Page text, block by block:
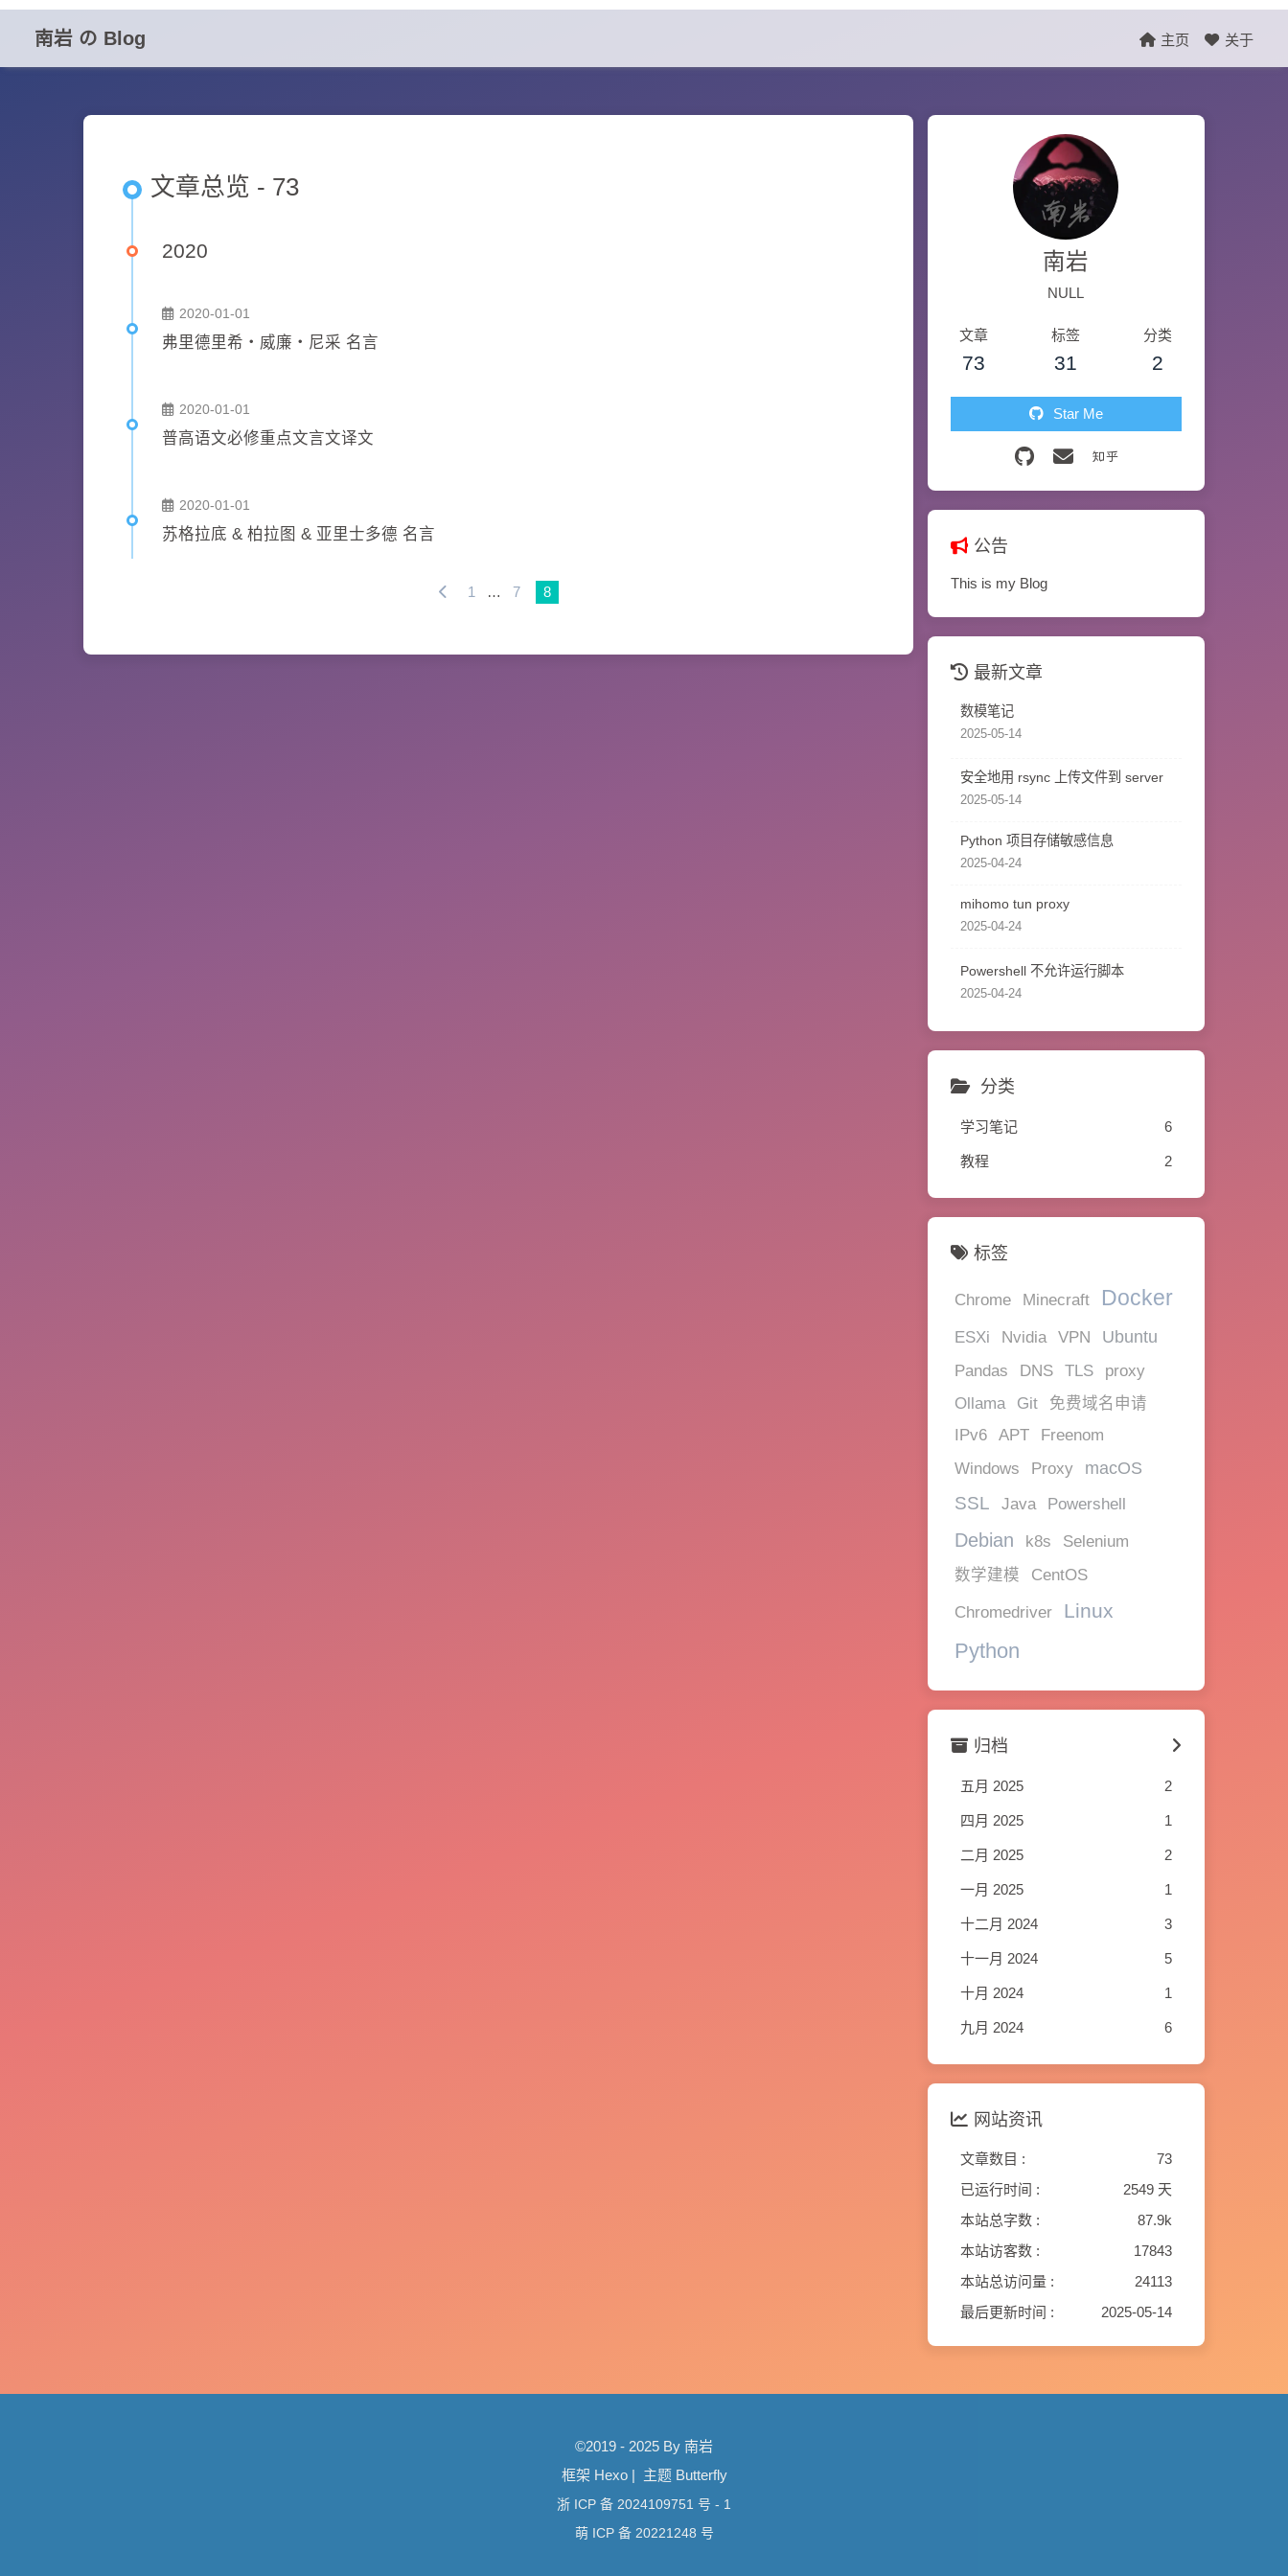
南岩 の Blog 主页 关于
文章总览 - 73
2020
2020-01-01
弗里德里希・威廉・尼采 名言
2020-01-01
普高语文必修重点文言文译文
2020-01-01
苏格拉底 & 柏拉图 & 亚里士多德 名言
1 … 7 8
南岩
NULL
文章
73
标签
31
分类
2
Star Me
公告
This is my Blog
最新文章
数模笔记
2025-05-14
安全地用 rsync 上传文件到 server
2025-05-14
Python 项目存储敏感信息
2025-04-24
mihomo tun proxy
2025-04-24
Powershell 不允许运行脚本
2025-04-24
分类
学习笔记 6
教程 2
标签
Chrome Minecraft Docker
ESXi Nvidia VPN Ubuntu
Pandas DNS TLS proxy
Ollama Git
免费域名申请
IPv6
APT
Freenom
Windows
Proxy macOS
SSL Java Powershell
Debian k8s
Selenium
数学建模
CentOS
Chromedriver Linux
Python
归档
五月 2025 2
四月 2025 1
二月 2025 2
一月 2025 1
十二月 2024 3
十一月 2024 5
十月 2024 1
九月 2024 6
网站资讯
文章数目 :
73
已运行时间 :
2549 天
本站总字数 :
87.9k
本站访客数 :
17843
本站总访问量 :
24113
最后更新时间 :
2025-05-14
©2019 - 2025 By 南岩
框架 Hexo | 主题 Butterfly
浙 ICP 备 2024109751 号 - 1
萌 ICP 备 20221248 号